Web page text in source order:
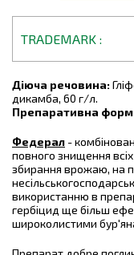
TRADEMARK
Діюча речовина:
дикамба, 60 г/л.
Препаративна
Федерал -
повного знищення всіх
збирання врожаю, на
використанню в
гербіцид ще більш
широколистими